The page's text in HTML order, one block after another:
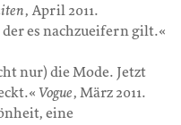
, April 2011.
es nachzueifern gilt.«
nur) die Mode. Jetzt
Vogue, März 2011.
eine